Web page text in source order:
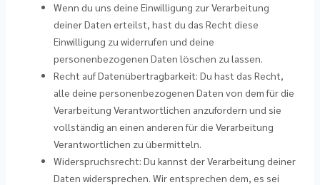
Wenn du uns deine Einwilligung zur Verarbeitung
deiner Daten erteilst, hast du das Recht diese
Einwilligung zu widerrufen und deine
personenbezogenen Daten löschen zu lassen.
Recht auf Datenübertragbarkeit: Du hast das Recht,
alle deine personenbezogenen Daten von dem für die
Verarbeitung Verantwortlichen anzufordern und sie
vollständig an einen anderen für die Verarbeitung
Verantwortlichen zu übermitteln.
Widerspruchsrecht: Du kannst der Verarbeitung deiner
Daten widersprechen. Wir entsprechen dem, es sei